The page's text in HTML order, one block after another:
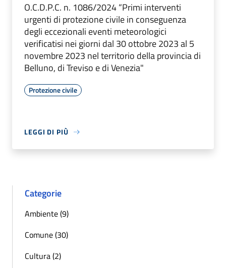
O.C.D.P.C. n. 1086/2024 “Primi interventi
urgenti di protezione civile in conseguenza
degli eccezionali eventi meteorologici
verificatisi nei giorni dal 30 ottobre 2023 al 5
novembre 2023 nel territorio della provincia di
Belluno, di Treviso e di Venezia"
Protezione civile
LEGGI DI PIÙ
Categorie
Ambiente (9)
Comune (30)
Cultura (2)